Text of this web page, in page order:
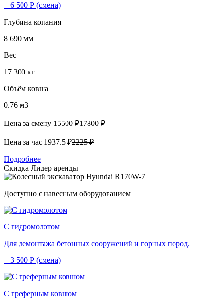
+ 6 500 Р (смена)
Глубина копания
8 690 мм
Вес
17 300 кг
Объём ковша
0.76 м3
Цена за смену 15500 ₽17800 ₽
Цена за час 1937.5 ₽2225 ₽
Подробнее
Скидка Лидер аренды
Доступно с навесным оборудованием
С гидромолотом
Для демонтажа бетонных сооружений и горных пород.
+ 3 500 Р (смена)
С греферным ковшом